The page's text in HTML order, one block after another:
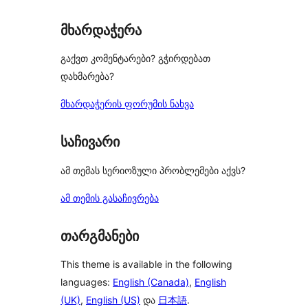
მხარდაჭერა
გაქვთ კომენტარები? გჭირდებათ
დახმარება?
მხარდაჭერის ფორუმის ნახვა
საჩივარი
ამ თემას სერიოზული პრობლემები აქვს?
ამ თემის გასაჩივრება
თარგმანები
This theme is available in the following
languages: English (Canada), English
(UK), English (US) და 日本語.